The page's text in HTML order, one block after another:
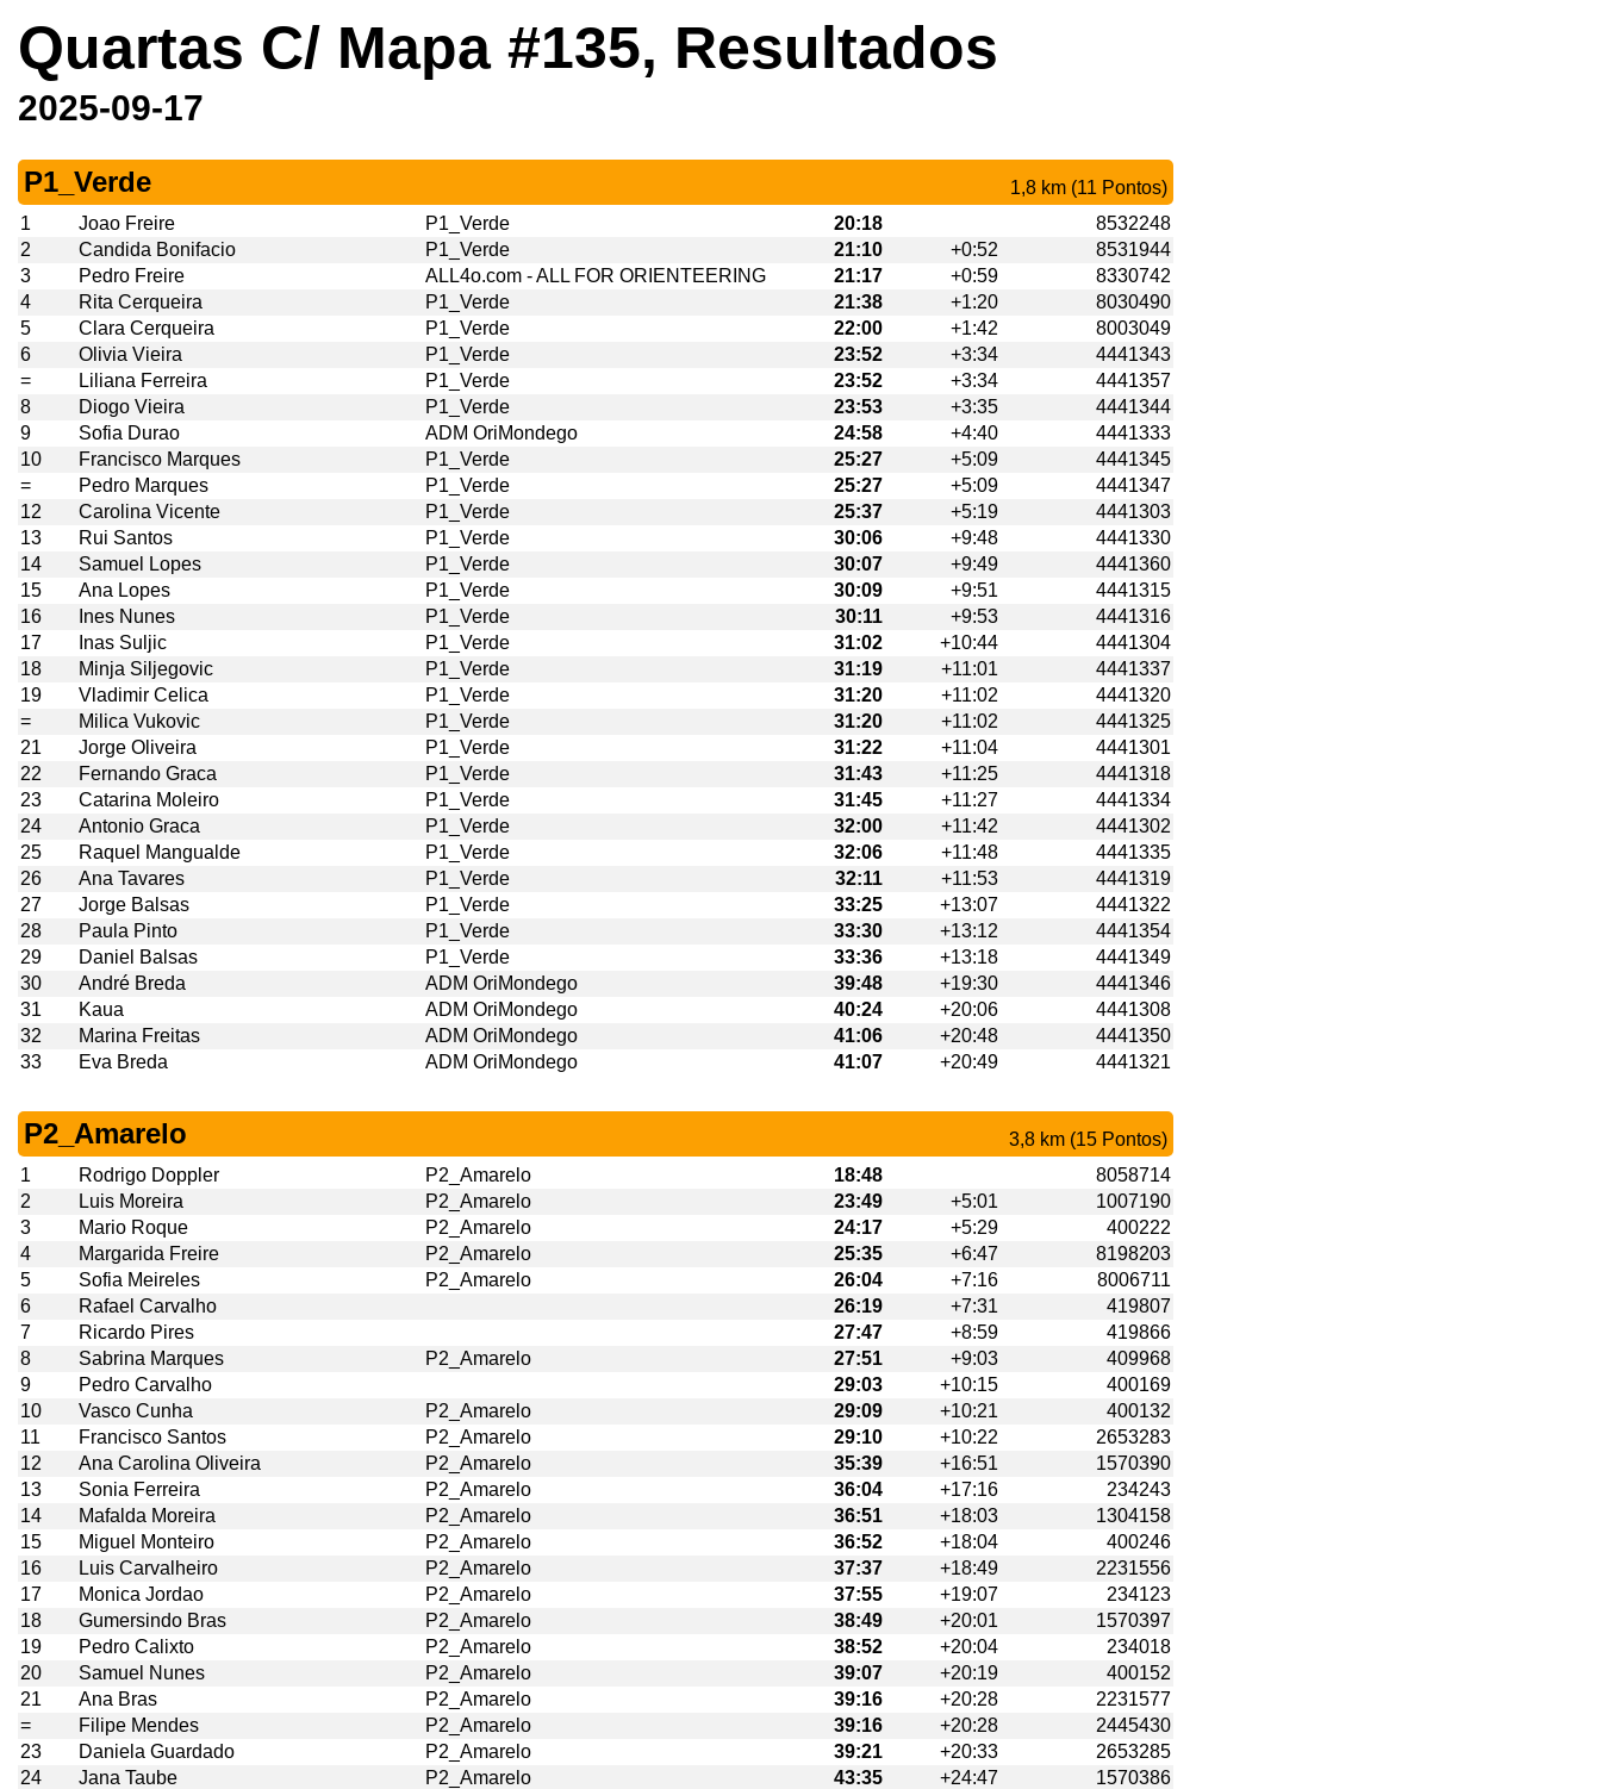
Quartas C/ Mapa #135, Resultados
2025-09-17
P1_Verde
1,8 km (11 Pontos)
1
Joao Freire P1_Verde 20:18
8532248
2
Candida Bonifacio P1_Verde 21:10 +0:52
8531944
3
Pedro Freire ALL4o.com - ALL FOR ORIENTEERING 21:17 +0:59
8330742
4
Rita Cerqueira P1_Verde 21:38 +1:20
8030490
5
Clara Cerqueira P1_Verde 22:00 +1:42
8003049
6
Olivia Vieira P1_Verde 23:52 +3:34
4441343
=
Liliana Ferreira P1_Verde 23:52 +3:34
4441357
8
Diogo Vieira P1_Verde 23:53 +3:35
4441344
9
Sofia Durao ADM OriMondego 24:58 +4:40
4441333
10
Francisco Marques P1_Verde 25:27 +5:09
4441345
=
Pedro Marques P1_Verde 25:27 +5:09
4441347
12
Carolina Vicente P1_Verde 25:37 +5:19
4441303
13
Rui Santos P1_Verde 30:06 +9:48
4441330
14
Samuel Lopes P1_Verde 30:07 +9:49
4441360
15
Ana Lopes P1_Verde 30:09 +9:51
4441315
16
Ines Nunes P1_Verde 30:11 +9:53
4441316
17
Inas Suljic P1_Verde 31:02 +10:44
4441304
18
Minja Siljegovic P1_Verde 31:19 +11:01
4441337
19
Vladimir Celica P1_Verde 31:20 +11:02
4441320
=
Milica Vukovic P1_Verde 31:20 +11:02
4441325
21
Jorge Oliveira P1_Verde 31:22 +11:04
4441301
22
Fernando Graca P1_Verde 31:43 +11:25
4441318
23
Catarina Moleiro P1_Verde 31:45 +11:27
4441334
24
Antonio Graca P1_Verde 32:00 +11:42
4441302
25
Raquel Mangualde P1_Verde 32:06 +11:48
4441335
26
Ana Tavares P1_Verde 32:11 +11:53
4441319
27
Jorge Balsas P1_Verde 33:25 +13:07
4441322
28
Paula Pinto P1_Verde 33:30 +13:12
4441354
29
Daniel Balsas P1_Verde 33:36 +13:18
4441349
30
André Breda ADM OriMondego 39:48 +19:30
4441346
31
Kaua ADM OriMondego 40:24 +20:06
4441308
32
Marina Freitas ADM OriMondego 41:06 +20:48
4441350
33
Eva Breda ADM OriMondego 41:07 +20:49 4441321
P2_Amarelo
3,8 km (15 Pontos)
1
Rodrigo Doppler P2_Amarelo 18:48
8058714
2
Luis Moreira P2_Amarelo 23:49 +5:01
1007190
3
Mario Roque P2_Amarelo 24:17 +5:29
400222
4
Margarida Freire P2_Amarelo 25:35 +6:47
8198203
5
Sofia Meireles P2_Amarelo 26:04 +7:16
8006711
6
Rafael Carvalho 26:19 +7:31
419807
7
Ricardo Pires 27:47 +8:59
419866
8
Sabrina Marques P2_Amarelo 27:51 +9:03
409968
9
Pedro Carvalho 29:03 +10:15
400169
10
Vasco Cunha P2_Amarelo 29:09 +10:21
400132
11
Francisco Santos P2_Amarelo 29:10 +10:22
2653283
12
Ana Carolina Oliveira P2_Amarelo 35:39 +16:51
1570390
13
Sonia Ferreira P2_Amarelo 36:04 +17:16
234243
14
Mafalda Moreira P2_Amarelo 36:51 +18:03
1304158
15
Miguel Monteiro P2_Amarelo 36:52 +18:04
400246
16
Luis Carvalheiro P2_Amarelo 37:37 +18:49
2231556
17
Monica Jordao P2_Amarelo 37:55 +19:07
234123
18
Gumersindo Bras P2_Amarelo 38:49 +20:01
1570397
19
Pedro Calixto P2_Amarelo 38:52 +20:04
234018
20
Samuel Nunes P2_Amarelo 39:07 +20:19
400152
21
Ana Bras P2_Amarelo 39:16 +20:28
2231577
=
Filipe Mendes P2_Amarelo 39:16 +20:28
2445430
23
Daniela Guardado P2_Amarelo 39:21 +20:33
2653285
24
Jana Taube P2_Amarelo 43:35 +24:47
1570386